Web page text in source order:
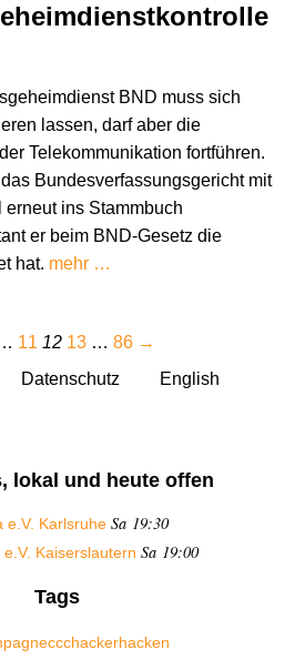
BND muss sich
lassen, darf aber die
Telekommunikation fortführen.
Bundesverfassungsgericht mit
ins Stammbuch
er beim BND-Gesetz die
hat. mehr …
11 12 13 … 86 →
Datenschutz English
lokal und heute offen
e.V. Karlsruhe Sa 19:30
Kaiserslautern Sa 19:00
Tags
ccchackerhacken